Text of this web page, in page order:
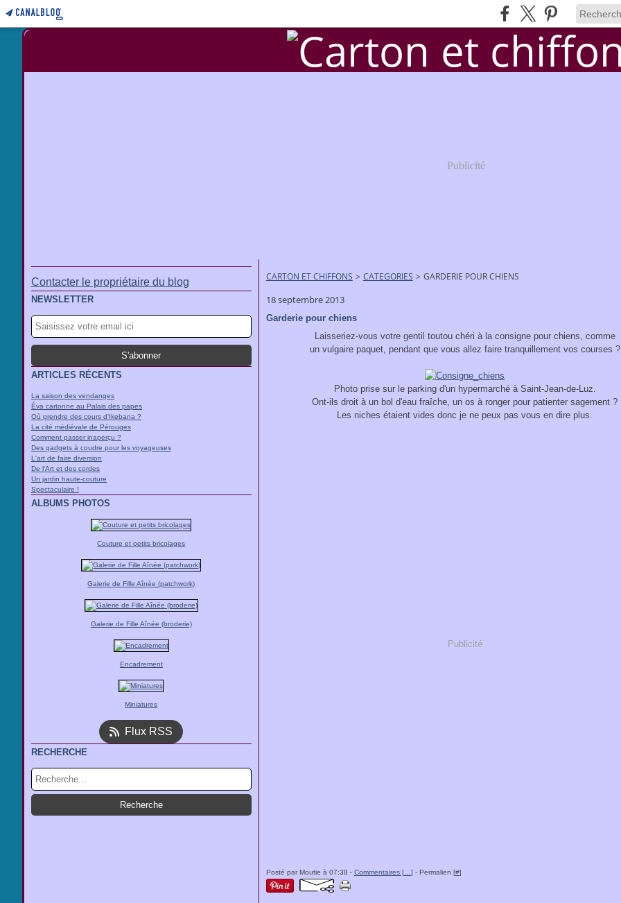
Publicité
Contacter le propriétaire du blog
NEWSLETTER
ARTICLES RÉCENTS
La saison des vendanges
Éva cartonne au Palais des papes
Où prendre des cours d'Ikebana ?
La cité médiévale de Pérouges
Comment passer inaperçu ?
Des gadgets à coudre pour les voyageuses
L'art de faire diversion
De l'Art et des cordes
Un jardin haute-couture
Spectaculaire !
ALBUMS PHOTOS
Couture et petits bricolages
Galerie de Fille Aînée (patchwork)
Galerie de Fille Aînée (broderie)
Encadrement
Miniatures
Flux RSS
RECHERCHE
CARTON ET CHIFFONS > CATEGORIES > GARDERIE POUR CHIENS
18 septembre 2013
Garderie pour chiens
Laisseriez-vous votre gentil toutou chéri à la consigne pour chiens, comme
un vulgaire paquet, pendant que vous allez faire tranquillement vos courses ?
Photo prise sur le parking d'un hypermarché à Saint-Jean-de-Luz.
Ont-ils droit à un bol d'eau fraîche, un os à ronger pour patienter sagement ?
Les niches étaient vides donc je ne peux pas vous en dire plus.
Publicité
Posté par Moutie à 07:38 - Commentaires [… ] - Permalien [#]